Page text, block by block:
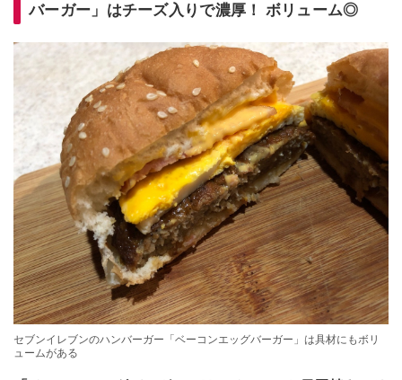
バーガー」はチーズ入りで濃厚！ ボリューム◎
セブンイレブンのハンバーガー「ベーコンエッグバーガー」は具材にもボリ
ュームがある